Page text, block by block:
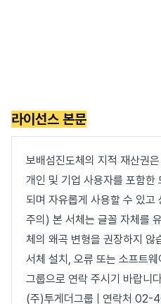
라이선스 본문
보배섬진도체의 지적 재산권
개인 및 기업 사용자를 포함한
되며 자유롭게 사용할 수 있고
주의) 본 서체는 글꼴 자체를
체의 왜곡 변형을 권장하지 않
서체 설치, 오류 또는 소프트
그룹으로 연락 주시기 바랍니
(주)투게더그룹 | 연락처